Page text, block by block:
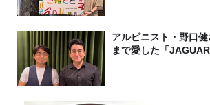
アルピニスト・野口
まで愛した「